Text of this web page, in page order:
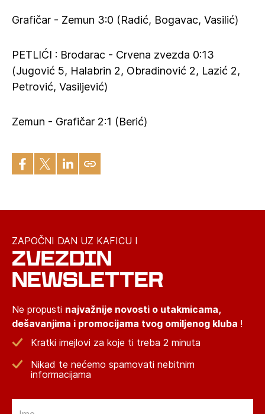
Grafičar - Zemun 3:0 (Radić, Bogavac, Vasilić)
PETLIĆI : Brodarac - Crvena zvezda 0:13
(Jugović 5, Halabrin 2, Obradinović 2, Lazić 2,
Petrović, Vasiljević)
Zemun - Grafičar 2:1 (Berić)
ZAPOČNI DAN UZ KAFICU I
ZVEZDIN
NEWSLETTER
Ne propusti najvažnije novosti o utakmicama,
dešavanjima i promocijama tvog omiljenog kluba !
Kratki imejlovi za koje ti treba 2 minuta
Nikad te nećemo spamovati nebitnim
informacijama